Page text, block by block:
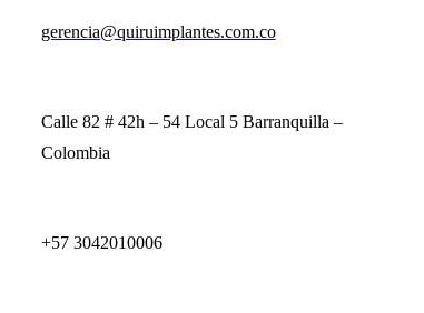
gerencia@quiruimplantes.com.co
Calle 82 # 42h – 54 Local 5 Barranquilla –
Colombia
+57 3042010006